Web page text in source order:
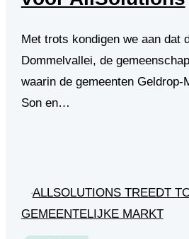
Met trots kondigen we aan dat
Dommelvallei, de
waarin de gemeenten Geldrop-
Son en…